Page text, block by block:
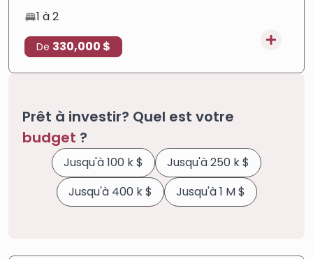
Paiement facile
1 à 2
De 330,000 $
Prêt à investir? Quel est votre
budget ?
Jusqu'à 100 k $
Jusqu'à 250 k $
Jusqu'à 400 k $
Jusqu'à 1 M $